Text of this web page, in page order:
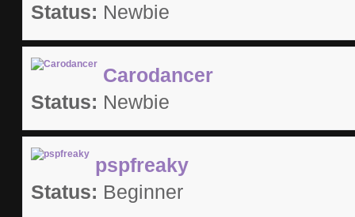
Status: Newbie
Carodancer
Status: Newbie
pspfreaky
Status: Beginner